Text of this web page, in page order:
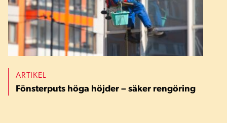
ARTIKEL
Fönsterputs höga höjder – säker rengöring